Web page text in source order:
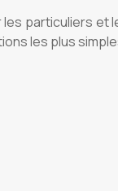
particuliers
les plus